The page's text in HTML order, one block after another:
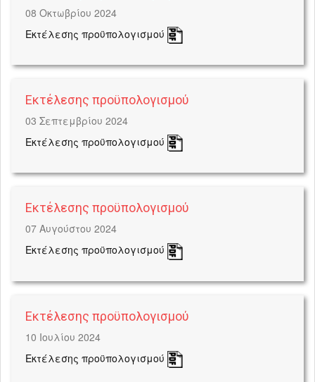
08 Οκτωβρίου 2024
Εκτέλεσης προϋπολογισμού
Εκτέλεσης προϋπολογισμού
03 Σεπτεμβρίου 2024
Εκτέλεσης προϋπολογισμού
Εκτέλεσης προϋπολογισμού
07 Αυγούστου 2024
Εκτέλεσης προϋπολογισμού
Εκτέλεσης προϋπολογισμού
10 Ιουλίου 2024
Εκτέλεσης προϋπολογισμού